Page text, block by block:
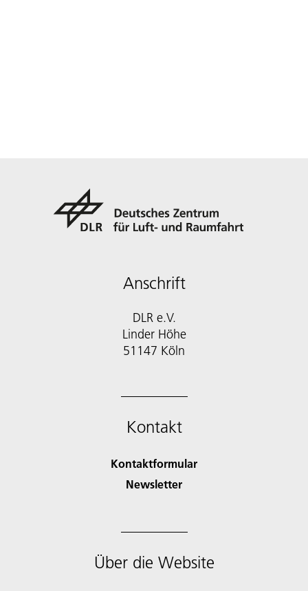
Anschrift
DLR e.V.
Linder Höhe
51147 Köln
Kontakt
Kontaktformular
Newsletter
Über die Website